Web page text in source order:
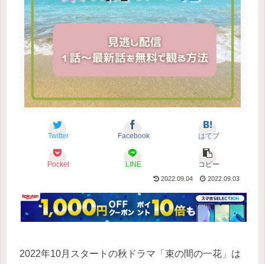
Twitter Facebook はてブ
Pocket LINE コピー
2022.09.04 2022.09.03
2022年10月スタートの秋ドラマ「束の間の一花」は